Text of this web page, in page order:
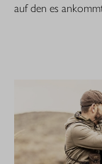
auf den es